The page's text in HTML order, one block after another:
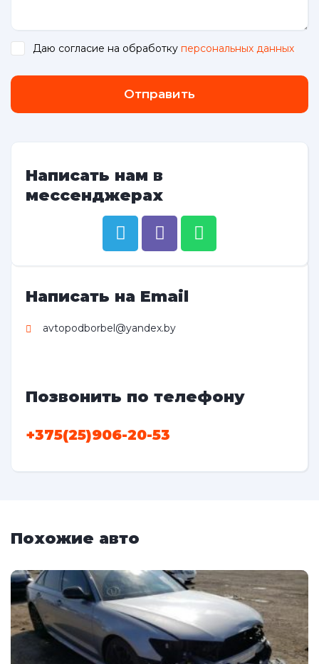
Даю согласие на обработку персональных данных
Отправить
Написать нам в
мессенджерах
Написать на Email
avtopodborbel@yandex.by
Позвонить по телефону
+375(25)906-20-53
Похожие авто